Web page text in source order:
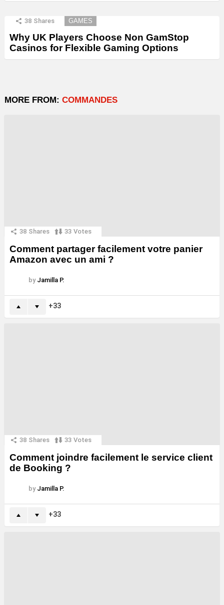
38 Shares GAMES
Why UK Players Choose Non GamStop
Casinos for Flexible Gaming Options
MORE FROM: COMMANDES
38 Shares 33 Votes
Comment partager facilement votre panier
Amazon avec un ami ?
by Jamilla P.
33
38 Shares 33 Votes
Comment joindre facilement le service client
de Booking ?
by Jamilla P.
33